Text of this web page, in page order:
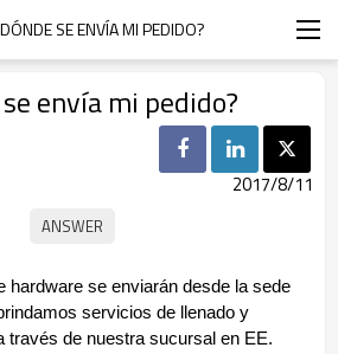
SE ENVÍA MI PEDIDO?
envía mi pedido?
2017/8/11
hardware se enviarán desde la sede
servicios de llenado y
través de nuestra sucursal en EE.